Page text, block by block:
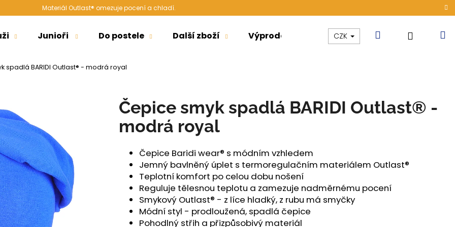
Materiál Outlast® omezuje pocení a chladí.
Junioři Do postele Další zboží Výprodej Kolekce Akce
CZK Hledat
spadlá BARIDI Outlast® - modrá royal
Čepice smyk spadlá BARIDI Outlast® -
modrá royal
Čepice Baridi wear® s módním vzhledem
Jemný bavlněný úplet s termoregulačním materiálem Outlast®
Teplotní komfort po celou dobu nošení
Reguluje tělesnou teplotu a zamezuje nadměrnému pocení
Smykový Outlast® - z líce hladký, z rubu má smyčky
Módní styl - prodloužená, spadlá čepice
Pohodlný střih a přizpůsobivý materiál
Doporučujeme
NÍZKÉ OUTLAST® - ČERNÁ
ŠORTKY HIGH LONG DÁMSKÉ TENKÉ